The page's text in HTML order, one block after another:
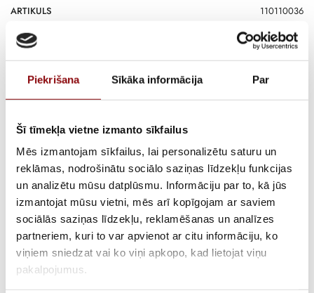
Piekrišana Sīkāka informācija Par
Šī tīmekļa vietne izmanto sīkfailus
Mēs izmantojam sīkfailus, lai personalizētu saturu un
reklāmas, nodrošinātu sociālo saziņas līdzekļu funkcijas
un analizētu mūsu datplūsmu. Informāciju par to, kā jūs
izmantojat mūsu vietni, mēs arī kopīgojam ar saviem
sociālās saziņas līdzekļu, reklamēšanas un analīzes
partneriem, kuri to var apvienot ar citu informāciju, ko
viņiem sniedzat vai ko viņi apkopo, kad lietojat viņu
pakalpojumus.
ARTIKULS 110110036
PIEGĀDES LAIKS, JA PRECE NAV
12 nedēļas
APRAKSTS
Invertora ģenerators DB35i-R ar 3.5kW jaudu ir paredzēts kā uzticams
un kluss rezerves elektroenerģijas avots mājai, vasarnīcai un mobilai
lietošanai. Pateicoties invertora tehnoloģijai, ģenerators nodrošina
stabilu un tīru elektroenerģiju, kas ir droša jutīgām elektroierīcēm –
datoriem, apkures automātikai, elektronikai un sadzīves tehnikai.
Šis invertora ģenerators mājai ir īpaši piemērots situācijām, kad
svarīga ir zema trokšņa emisija, vienmērīga sprieguma padeve un
ekonomiska degvielas patēriņa kontrole. Kompaktā konstrukcija un
vienkāršā ekspluatācija padara to par praktisku risinājumu gan
ikdienas lietošanai, gan elektroapgādes pārtraukumu gadījumos.
Ar jaudu 3.5kW ģenerators nodrošina pietiekamu rezervi